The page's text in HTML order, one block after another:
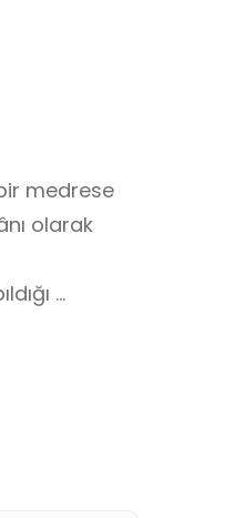
medrese
olarak
biçilmez